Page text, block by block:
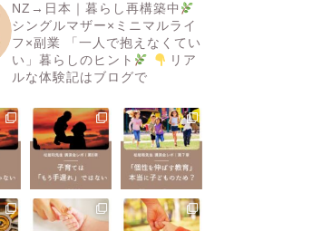
NZ→日本｜暮らし再構築中
シングルマザー×ミニマルライ
フ×副業
「一人で抱えなくてい
い」暮らしのヒント
リア
ルな体験記はブログで